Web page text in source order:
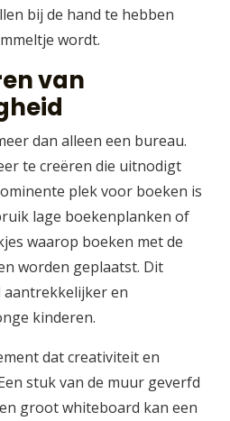
bij de hand te hebben
wordt.
van
dan alleen een bureau.
te creëren die uitnodigt
plek voor boeken is
lage boekenplanken of
waarop boeken met de
worden geplaatst. Dit
aantrekkelijker en
kinderen.
dat creativiteit en
stuk van de muur geverfd
groot whiteboard kan een